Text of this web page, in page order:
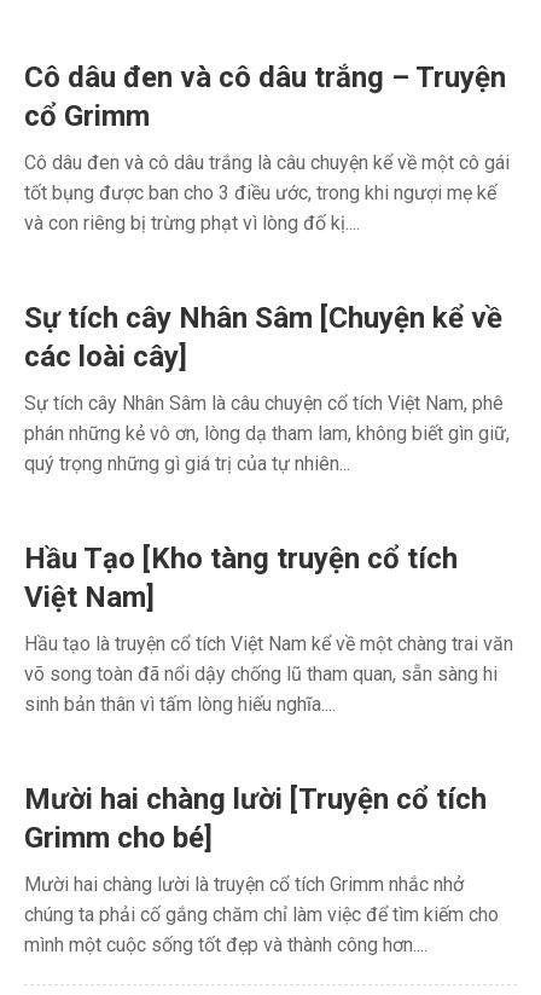
Cô dâu đen và cô dâu trắng – Truyện
cổ Grimm
Cô dâu đen và cô dâu trắng là câu chuyện kể về một cô gái
tốt bụng được ban cho 3 điều ước, trong khi ngượi mẹ kế
và con riêng bị trừng phạt vì lòng đố kị....
Sự tích cây Nhân Sâm [Chuyện kể về
các loài cây]
Sự tích cây Nhân Sâm là câu chuyện cổ tích Việt Nam, phê
phán những kẻ vô ơn, lòng dạ tham lam, không biết gìn giữ,
quý trọng những gì giá trị của tự nhiên...
Hầu Tạo [Kho tàng truyện cổ tích
Việt Nam]
Hầu tạo là truyện cổ tích Việt Nam kể về một chàng trai văn
võ song toàn đã nổi dậy chống lũ tham quan, sẵn sàng hi
sinh bản thân vì tấm lòng hiếu nghĩa....
Mười hai chàng lười [Truyện cổ tích
Grimm cho bé]
Mười hai chàng lười là truyện cổ tích Grimm nhắc nhở
chúng ta phải cố gắng chăm chỉ làm việc để tìm kiếm cho
mình một cuộc sống tốt đẹp và thành công hơn....